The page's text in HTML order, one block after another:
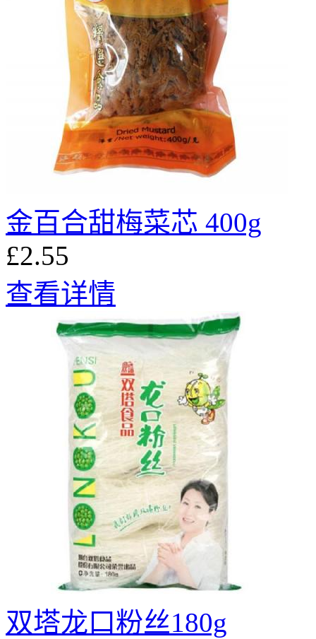
金百合甜梅菜芯 400g
£2.55
查看详情
双塔龙口粉丝180g